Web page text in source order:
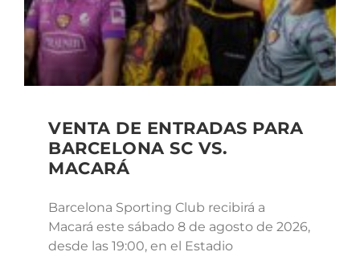
VENTA DE ENTRADAS PARA
BARCELONA SC VS.
MACARÁ
Barcelona Sporting Club recibirá a
Macará este sábado 8 de agosto de 2026,
desde las 19:00, en el Estadio